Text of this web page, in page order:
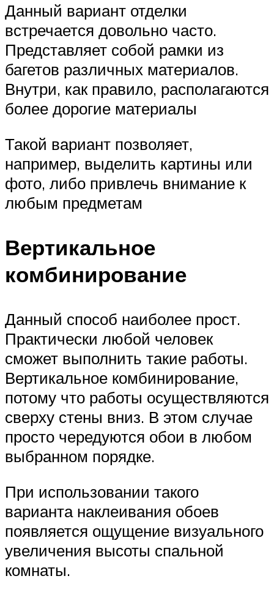
Данный вариант отделки
встречается довольно часто.
Представляет собой рамки из
багетов различных материалов.
Внутри, как правило, располагаются
более дорогие материалы
Такой вариант позволяет,
например, выделить картины или
фото, либо привлечь внимание к
любым предметам
Вертикальное
комбинирование
Данный способ наиболее прост.
Практически любой человек
сможет выполнить такие работы.
Вертикальное комбинирование,
потому что работы осуществляются
сверху стены вниз. В этом случае
просто чередуются обои в любом
выбранном порядке.
При использовании такого
варианта наклеивания обоев
появляется ощущение визуального
увеличения высоты спальной
комнаты.